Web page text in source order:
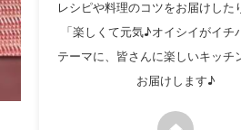
レシピや料理のコツをお届けした
「楽しくて元気♪オイシイがイチ
テーマに、皆さんに楽しいキッチ
お届けします♪